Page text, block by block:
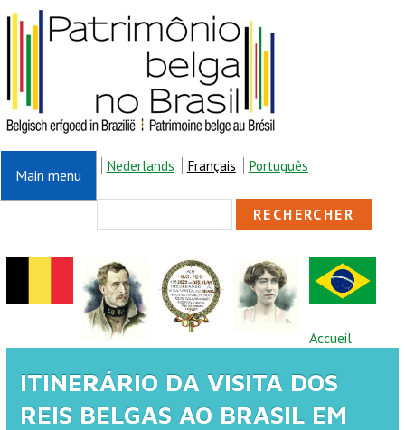
Aller au contenu principal
Main menu
Nederlands Français Português
FORMULAIRE DE
RECHERCHE
VOUS ÊTES ICI Accueil
ITINERÁRIO DA VISITA DOS
REIS BELGAS AO BRASIL EM